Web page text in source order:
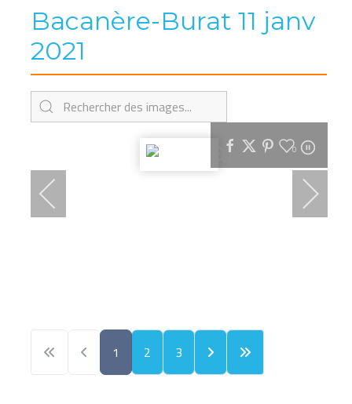
Bacanère-Burat 11 janv
2021
0
1 2 3